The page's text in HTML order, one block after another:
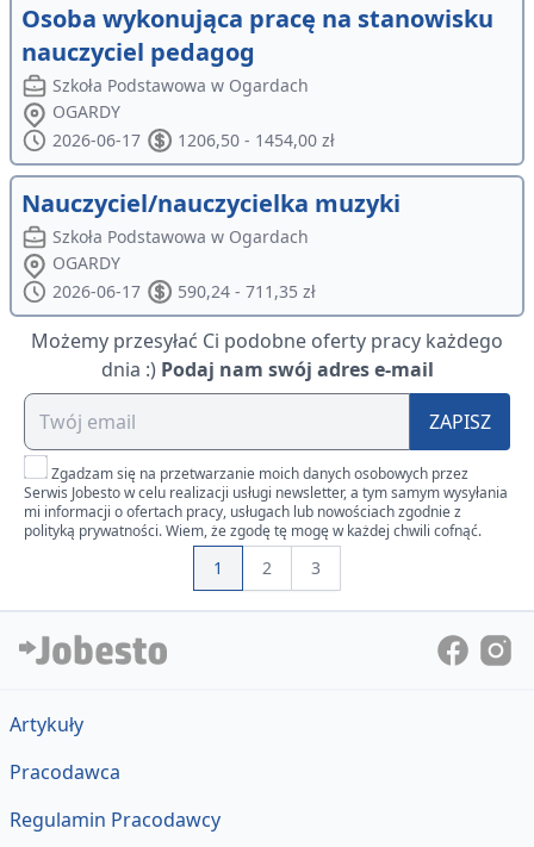
Osoba wykonująca pracę na stanowisku
nauczyciel pedagog
Szkoła Podstawowa w Ogardach
OGARDY
2026-06-17
1206,50 - 1454,00 zł
Nauczyciel/nauczycielka muzyki
Szkoła Podstawowa w Ogardach
OGARDY
2026-06-17
590,24 - 711,35 zł
Możemy przesyłać Ci podobne oferty pracy każdego
dnia :) Podaj nam swój adres e-mail
ZAPISZ
Zgadzam się na przetwarzanie moich danych osobowych przez
Serwis Jobesto w celu realizacji usługi newsletter, a tym samym wysyłania
mi informacji o ofertach pracy, usługach lub nowościach zgodnie z
polityką prywatności. Wiem, że zgodę tę mogę w każdej chwili cofnąć.
1 2 3
Artykuły
Pracodawca
Regulamin Pracodawcy